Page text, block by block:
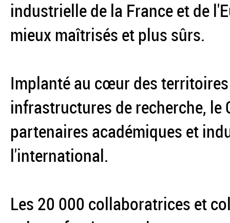
industrielle de la France et de
mieux maîtrisés et plus sûrs.
Implanté au cœur des
infrastructures de recherche, le
partenaires académiques et
l'international.
Les 20 000 collaboratrices et